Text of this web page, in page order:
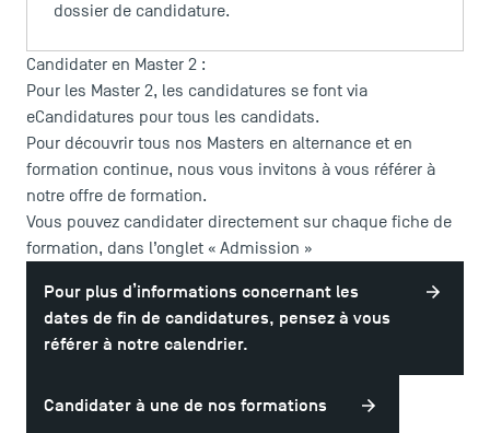
Logos et identité graphique
Presse
FAQ
Contact
Plans et accès à TSM
dossier de candidature.
Candidater en Master 2 :
Pour les Master 2, les candidatures se font via
eCandidatures pour tous les candidats.
Pour découvrir tous nos Masters en alternance et en
formation continue, nous vous invitons à vous référer à
notre offre de formation.
Vous pouvez candidater directement sur chaque fiche de
formation, dans l’onglet « Admission »
Pour plus d’informations concernant les
dates de fin de candidatures, pensez à vous
référer à notre calendrier.
Candidater à une de nos formations